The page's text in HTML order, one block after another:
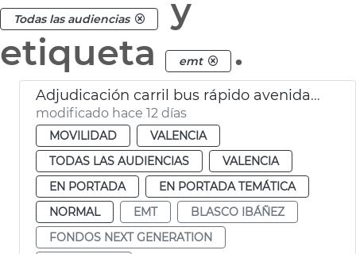
Todas las audiencias
y
etiqueta
emt .
Adjudicación carril bus rápido avenida Blasco Ibáñez València
modificado hace 12 días
MOVILIDAD
VALENCIA
TODAS LAS AUDIENCIAS
VALENCIA
EN PORTADA
EN PORTADA TEMÁTICA
NORMAL
EMT
BLASCO IBÁÑEZ
FONDOS NEXT GENERATION